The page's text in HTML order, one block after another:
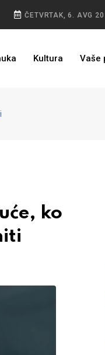
ČETVRTAK, 6. AVG
Kultura Vaše
ko